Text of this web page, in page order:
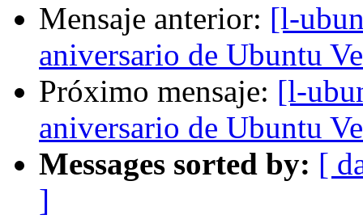
Mensaje anterior: [l-
aniversario de Ubuntu
Próximo mensaje: [l-
aniversario de Ubuntu
Messages sorted by: [
]